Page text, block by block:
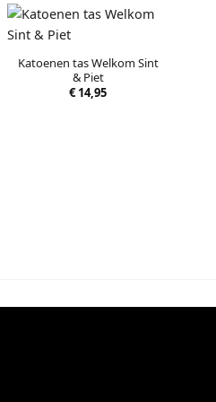
Katoenen tas Welkom Sint
& Piet
€14,95